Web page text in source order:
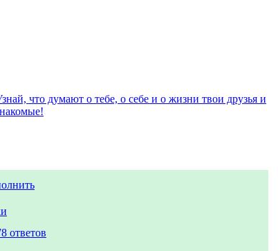
что думают о тебе, о себе и о жизни твои друзья и
ответов